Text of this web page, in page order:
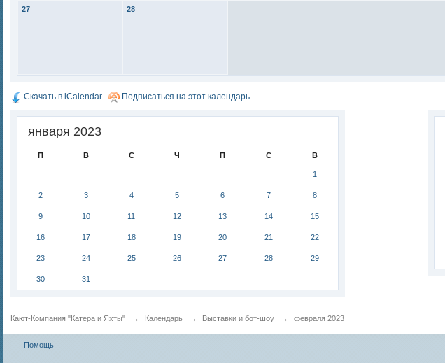
27 28
Скачать в iCalendar Подписаться на этот календарь.
января 2023
П В С Ч П С В
1
2 3 4 5 6 7 8
9 10 11 12 13 14 15
16 17 18 19 20 21 22
23 24 25 26 27 28 29
30 31
Кают-Компания "Катера и Яхты" → Календарь → Выставки и бот-шоу → февраля 2023
Помощь